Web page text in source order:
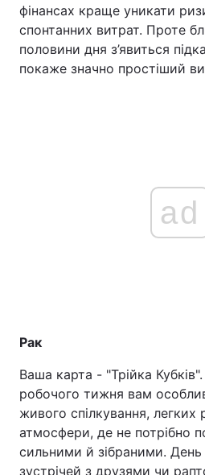
фінансах краще уникати
спонтанних витрат. Проте
половини дня з’явиться
покаже значно простіший
ad
Рак
Ваша карта - "Трійка
робочого тижня вам
живого спілкування, легких
атмосфери, де не потрібно
сильними й зібраними. День
зустрічей з друзями чи